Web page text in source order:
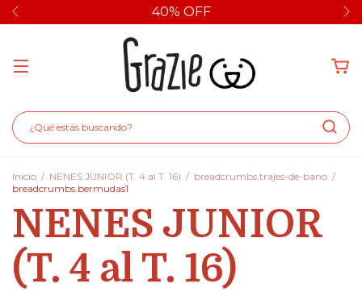
40% OFF
Inicio / NENES JUNIOR (T. 4 al T. 16) / breadcrumbs.trajes-de-bano /
breadcrumbs.bermudas1
NENES JUNIOR
(T. 4 al T. 16)